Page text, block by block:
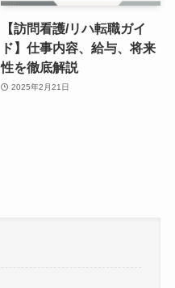
【訪問看護/リハ転職ガイ
ド】仕事内容、給与、将来
性を徹底解説
2025年2月21日